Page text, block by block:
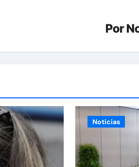
Por
Noticias